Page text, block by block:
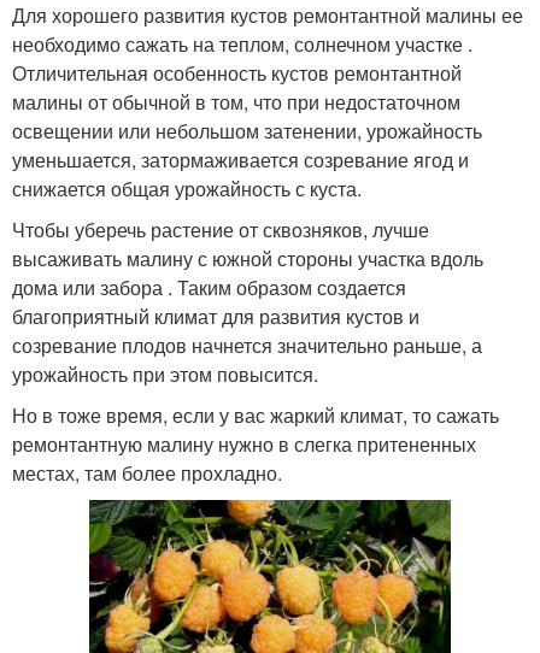
Для хорошего развития кустов ремонтантной малины ее
необходимо сажать на теплом, солнечном участке .
Отличительная особенность кустов ремонтантной
малины от обычной в том, что при недостаточном
освещении или небольшом затенении, урожайность
уменьшается, затормаживается созревание ягод и
снижается общая урожайность с куста.
Чтобы уберечь растение от сквозняков, лучше
высаживать малину с южной стороны участка вдоль
дома или забора . Таким образом создается
благоприятный климат для развития кустов и
созревание плодов начнется значительно раньше, а
урожайность при этом повысится.
Но в тоже время, если у вас жаркий климат, то сажать
ремонтантную малину нужно в слегка притененных
местах, там более прохладно.